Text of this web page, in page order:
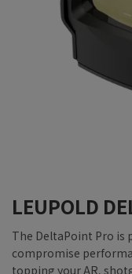
LEUPOLD
The DeltaPoint Pro
compromise
topping your AR,